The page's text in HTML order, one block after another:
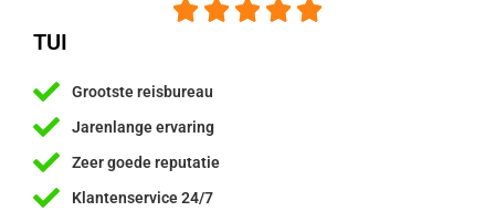
    
TUI
Grootste reisbureau
Jarenlange ervaring
Zeer goede reputatie
Klantenservice 24/7